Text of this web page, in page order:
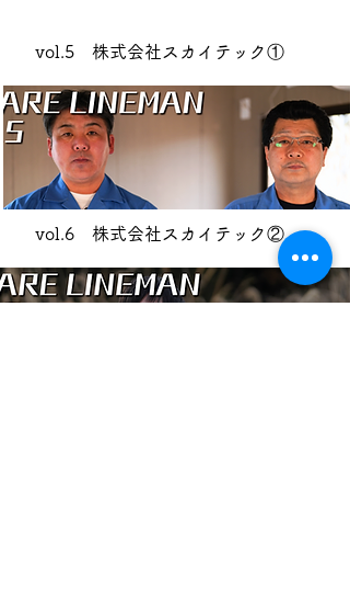
vol.5 株式会社スカイテック①
vol.6 株式会社スカイテック②